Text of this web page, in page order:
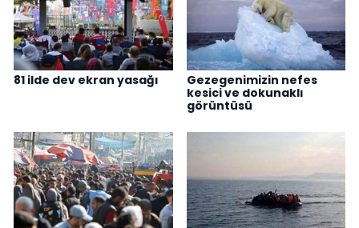
81 ilde dev ekran yasağı
Gezegenimizin nefes
kesici ve dokunaklı
görüntüsü